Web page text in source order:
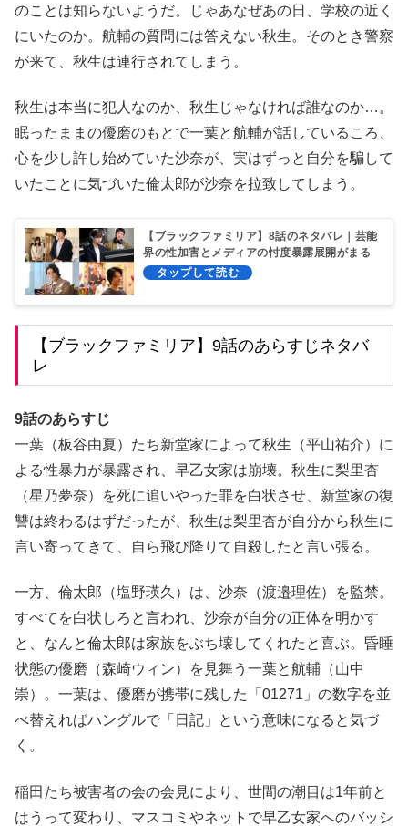
のことは知らないようだ。じゃあなぜあの日、学校の近く
にいたのか。航輔の質問には答えない秋生。そのとき警察
が来て、秋生は連行されてしまう。
秋生は本当に犯人なのか、秋生じゃなければ誰なのか…。
眠ったままの優磨のもとで一葉と航輔が話しているころ、
心を少し許し始めていた沙奈が、実はずっと自分を騙して
いたことに気づいた倫太郎が沙奈を拉致してしまう。
【ブラックファミリア】8話のネタバレ｜芸能
界の性加害とメディアの忖度暴露展開がまる
でアレ!?
【ブラックファミリア】9話のあらすじネタバ
レ
9話のあらすじ
一葉（板谷由夏）たち新堂家によって秋生（平山祐介）に
よる性暴力が暴露され、早乙女家は崩壊。秋生に梨里杏
（星乃夢奈）を死に追いやった罪を白状させ、新堂家の復
讐は終わるはずだったが、秋生は梨里杏が自分から秋生に
言い寄ってきて、自ら飛び降りて自殺したと言い張る。
一方、倫太郎（塩野瑛久）は、沙奈（渡邉理佐）を監禁。
すべてを白状しろと言われ、沙奈が自分の正体を明かす
と、なんと倫太郎は家族をぶち壊してくれたと喜ぶ。昏睡
状態の優磨（森崎ウィン）を見舞う一葉と航輔（山中
崇）。一葉は、優磨が携帯に残した「01271」の数字を並
べ替えればハングルで「日記」という意味になると気づ
く。
稲田たち被害者の会の会見により、世間の潮目は1年前と
はうって変わり、マスコミやネットで早乙女家へのバッシ